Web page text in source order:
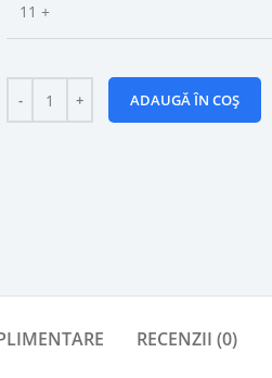
11 +
ADAUGĂ ÎN COȘ
RECENZII (0)